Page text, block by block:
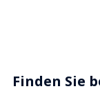
Finden Sie